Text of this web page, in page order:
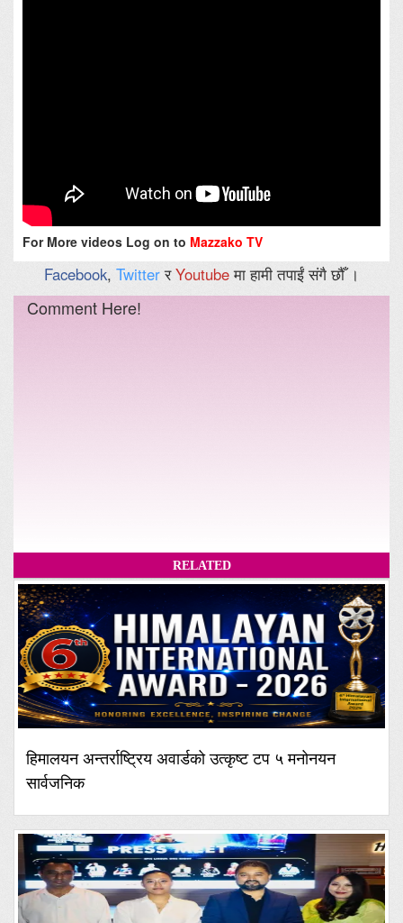
For More videos Log on to Mazzako TV
Facebook, TwitterरYoutubeमा हामी तपाईं संगै छौँ ।
Comment Here!
RELATED
हिमालयन अन्तर्राष्ट्रिय अवार्डको उत्कृष्ट टप ५ मनोनयन
सार्वजनिक